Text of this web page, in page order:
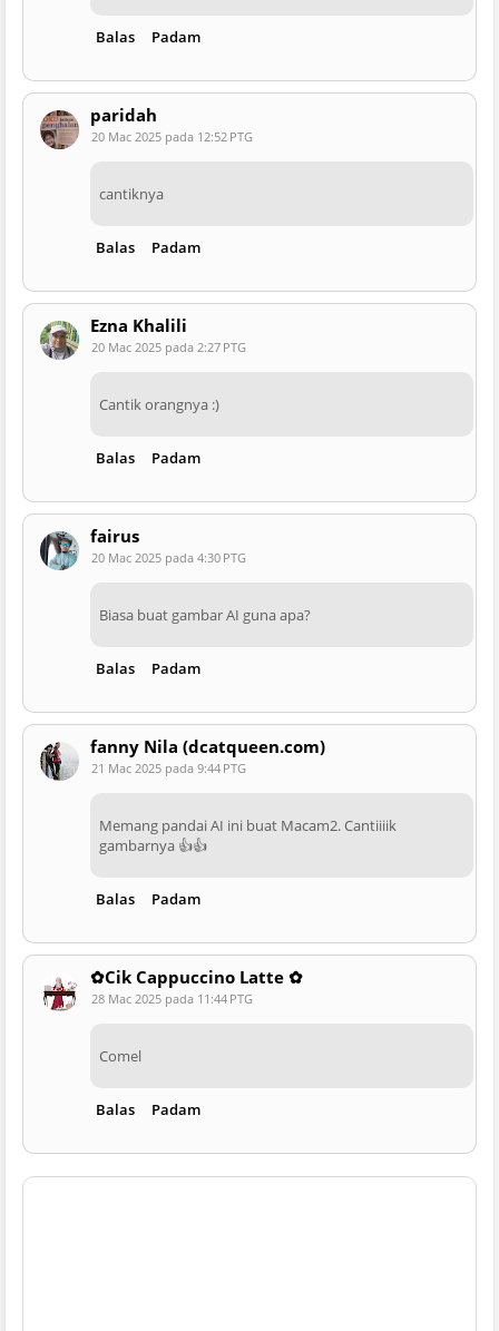
Balas Padam
paridah
20 Mac 2025 pada 12:52 PTG
cantiknya
Balas Padam
Ezna Khalili
20 Mac 2025 pada 2:27 PTG
Cantik orangnya :)
Balas Padam
fairus
20 Mac 2025 pada 4:30 PTG
Biasa buat gambar AI guna apa?
Balas Padam
fanny Nila (dcatqueen.com)
21 Mac 2025 pada 9:44 PTG
Memang pandai AI ini buat Macam2. Cantiiiik
gambarnya 👍👍
Balas Padam
✿Cik Cappuccino Latte ✿
28 Mac 2025 pada 11:44 PTG
Comel
Balas Padam